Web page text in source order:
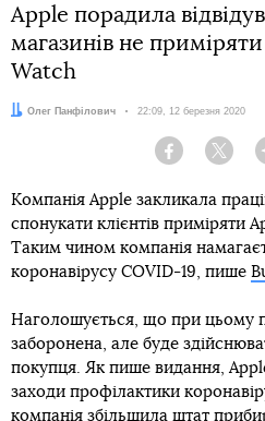
Apple порадила
магазинів не
Watch
Автор:
Олег Панфілович Дата:
22:09, 12 березня 2020
Facebook
Компанія Apple закликала
спонукати клієнтів приміряти
Таким чином компанія
коронавірусу COVID-19, пише
Наголошується, що при цьому
заборонена, але буде
покупця. Як пише видання,
заходи профілактики
компанія збільшила штат